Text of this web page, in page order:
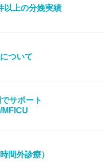
以上の分娩実績
ついて
サポート
MFICU
間外診療）